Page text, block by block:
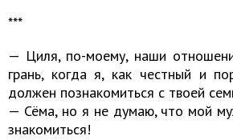
***
— Циля, по-моему, наши
грань, когда я, как честный и
должен познакомиться с твоей
— Сёма, но я не думаю, что мой
знакомиться!